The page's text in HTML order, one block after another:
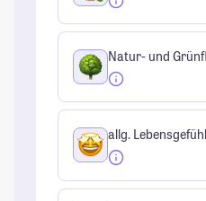
Natur- und
allg. Lebensgefühl